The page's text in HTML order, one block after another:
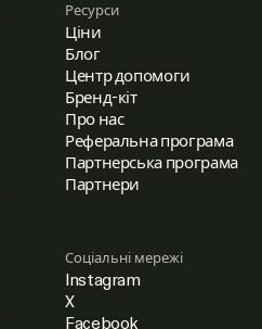
Ресурси
Ціни
Блог
Центр допомоги
Бренд-кіт
Про нас
Реферальна програма
Партнерська програма
Партнери
Соціальні мережі
Instagram
X
Facebook